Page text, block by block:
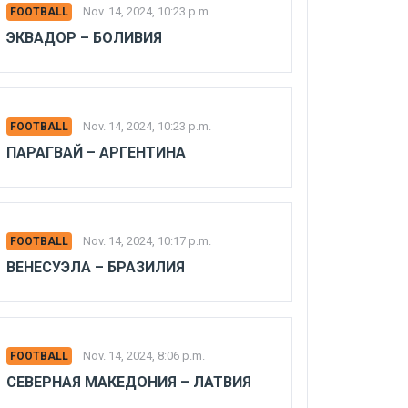
FOOTBALL Nov. 14, 2024, 10:23 p.m.
ЭКВАДОР – БОЛИВИЯ
FOOTBALL Nov. 14, 2024, 10:23 p.m.
ПАРАГВАЙ – АРГЕНТИНА
FOOTBALL Nov. 14, 2024, 10:17 p.m.
ВЕНЕСУЭЛА – БРАЗИЛИЯ
FOOTBALL Nov. 14, 2024, 8:06 p.m.
СЕВЕРНАЯ МАКЕДОНИЯ – ЛАТВИЯ